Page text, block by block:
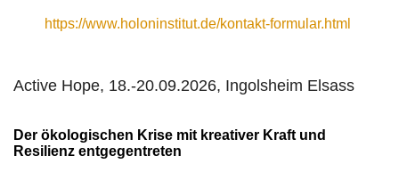
https://www.holoninstitut.de/kontakt-formular.html
Active Hope, 18.-20.09.2026, Ingolsheim Elsass
Der ökologischen Krise mit kreativer Kraft und
Resilienz entgegentreten